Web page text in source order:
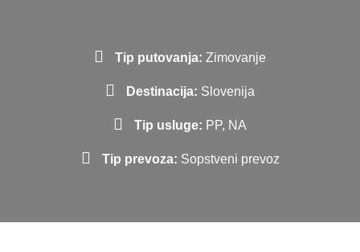
Tip putovanja: Zimovanje
Destinacija: Slovenija
Tip usluge: PP, NA
Tip prevoza: Sopstveni prevoz